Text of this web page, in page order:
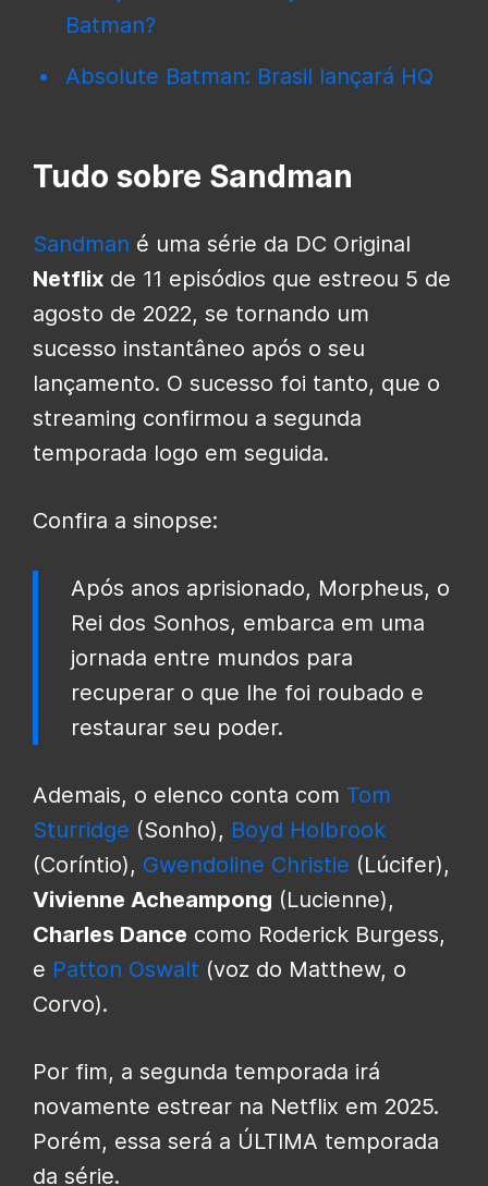
Batman?
Absolute Batman: Brasil lançará HQ
Tudo sobre Sandman
Sandman é uma série da DC Original
Netflix de 11 episódios que estreou 5 de
agosto de 2022, se tornando um
sucesso instantâneo após o seu
lançamento. O sucesso foi tanto, que o
streaming confirmou a segunda
temporada logo em seguida.
Confira a sinopse:
Após anos aprisionado, Morpheus, o
Rei dos Sonhos, embarca em uma
jornada entre mundos para
recuperar o que lhe foi roubado e
restaurar seu poder.
Ademais, o elenco conta com Tom
Sturridge (Sonho), Boyd Holbrook
(Coríntio), Gwendoline Christie (Lúcifer),
Vivienne Acheampong (Lucienne),
Charles Dance como Roderick Burgess,
e Patton Oswalt (voz do Matthew, o
Corvo).
Por fim, a segunda temporada irá
novamente estrear na Netflix em 2025.
Porém, essa será a ÚLTIMA temporada
da série.